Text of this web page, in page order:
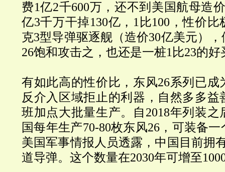
费1亿2千600万，还不到美国航母造
亿3千万干掉130亿，1比100，性价
克3型导弹驱逐舰（造价30亿美元）
26饱和攻击之，也还是一桩1比23的好
有如此高的性价比，东风26系列已成
反介入区域拒止的利器，自然多多益
班加点大批量生产。自2018年列装
国每年生产70-80枚东风26，可装备
美国军事情报人员透露，中国目前拥
道导弹。这个数量在2030年可增至